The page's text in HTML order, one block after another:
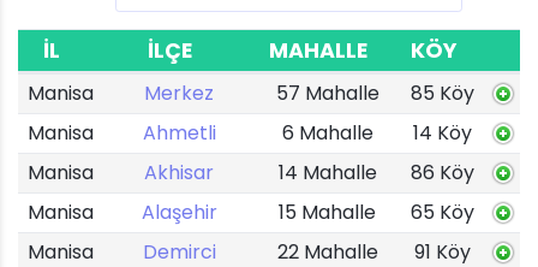
İL İLÇE MAHALLE KÖY
Manisa Merkez 57 Mahalle
85 Köy
Manisa
Ahmetli 6 Mahalle
14 Köy
Manisa
Akhisar 14 Mahalle
86 Köy
Manisa
Alaşehir 15 Mahalle
65 Köy
Manisa
Demirci 22 Mahalle
91 Köy